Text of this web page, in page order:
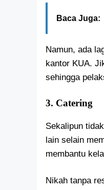
Baca Juga:
Namun, ada
kantor KUA.
sehingga
3. Catering
Sekalipun
lain selain
membantu
Nikah tanpa